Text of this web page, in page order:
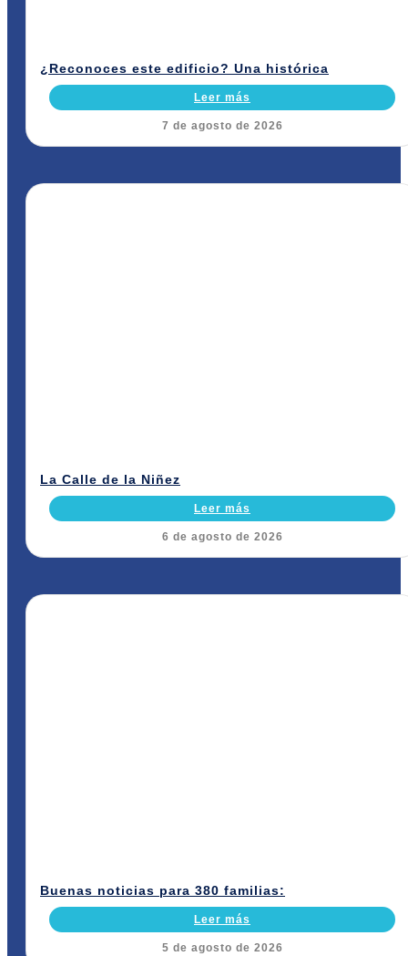
¿Reconoces este edificio? Una histórica
Leer más
7 de agosto de 2026
La Calle de la Niñez
Leer más
6 de agosto de 2026
Buenas noticias para 380 familias:
Leer más
5 de agosto de 2026